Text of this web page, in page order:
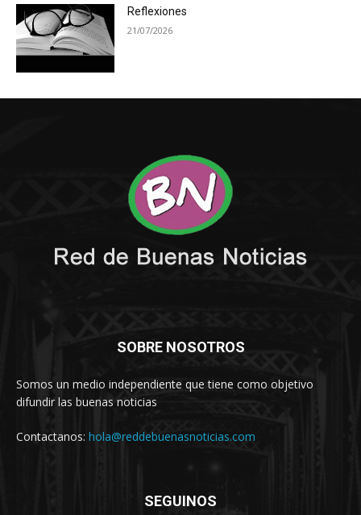
Reflexiones
21/07/2026
SOBRE NOSOTROS
Somos un medio independiente que tiene como objetivo
difundir las buenas noticias
Contactanos: hola@reddebuenasnoticias.com
SEGUINOS